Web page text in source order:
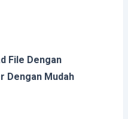
File Dengan
Dengan Mudah